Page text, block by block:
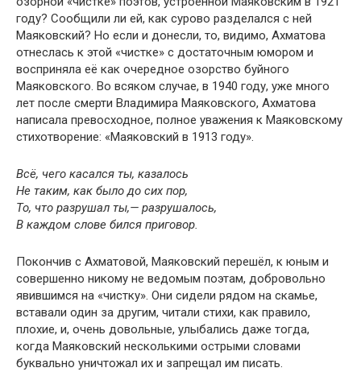
году? Сообщили ли ей, как сурово разделался с ней
Маяковский? Но если и донесли, то, видимо, Ахматова
отнеслась к этой «чистке» с достаточным юмором и
восприняла её как очередное озорство буйного
Маяковского. Во всяком случае, в 1940 году, уже много
лет после смерти Владимира Маяковского, Ахматова
написала превосходное, полное уважения к Маяковскому
стихотворение: «Маяковский в 1913 году».
Всё, чего касался ты, казалось
Не таким, как было до сих пор,
То, что разрушал ты,— разрушалось,
В каждом слове бился приговор.
Покончив с Ахматовой, Маяковский перешёл, к юным и
совершенно никому не ведомым поэтам, добровольно
явившимся на «чистку». Они сидели рядом на скамье,
вставали один за другим, читали стихи, как правило,
плохие, и, очень довольные, улыбались даже тогда,
когда Маяковский несколькими острыми словами
буквально уничтожал их и запрещал им писать.